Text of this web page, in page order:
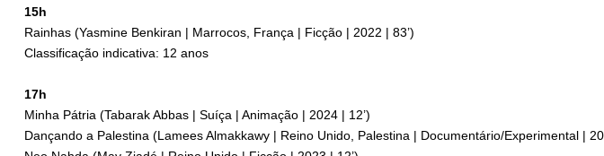
15h
Rainhas (Yasmine Benkiran | Marrocos, França | Ficção | 2022 | 83’)
Classificação indicativa: 12 anos
17h
Minha Pátria (Tabarak Abbas | Suíça | Animação | 2024 | 12’)
Dançando a Palestina (Lamees Almakkawy | Reino Unido, Palestina | Documentário/Experimental |